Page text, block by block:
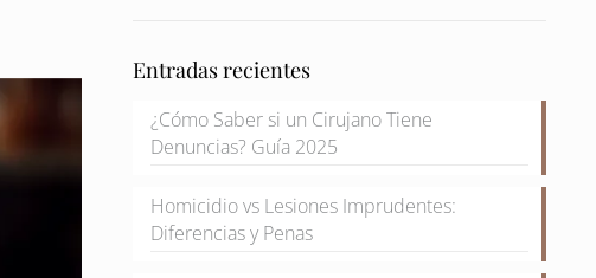
Entradas recientes
¿Cómo Saber si un Cirujano Tiene
Denuncias? Guía 2025
Homicidio vs Lesiones Imprudentes:
Diferencias y Penas